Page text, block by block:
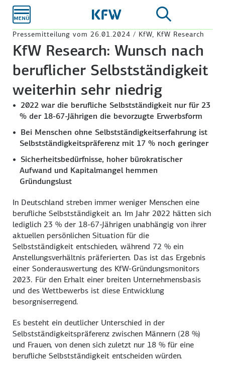
Hauptinhalt
Pressemitteilung vom 26.01.2024 / KfW, KfW Research
KfW Research: Wunsch nach
beruflicher Selbstständigkeit
weiterhin sehr niedrig
2022 war die berufliche Selbstständigkeit nur für 23
% der 18-67-Jährigen die bevorzugte Erwerbsform
Bei Menschen ohne Selbstständigkeitserfahrung ist
Selbstständigkeitspräferenz mit 17 % noch geringer
Sicherheitsbedürfnisse, hoher bürokratischer
Aufwand und Kapitalmangel hemmen
Gründungslust
In Deutschland streben immer weniger Menschen eine
berufliche Selbstständigkeit an. Im Jahr 2022 hätten sich
lediglich 23 % der 18-67-Jährigen unabhängig von ihrer
aktuellen persönlichen Situation für die
Selbstständigkeit entschieden, während 72 % ein
Anstellungsverhältnis präferierten. Das ist das Ergebnis
einer Sonderauswertung des KfW-Gründungsmonitors
2023. Für den Erhalt einer breiten Unternehmensbasis
und des Wettbewerbs ist diese Entwicklung
besorgniserregend.
Es besteht ein deutlicher Unterschied in der
Selbstständigkeitspräferenz zwischen Männern (28 %)
und Frauen, von denen sich zuletzt nur 18 % für eine
berufliche Selbstständigkeit entscheiden würden.